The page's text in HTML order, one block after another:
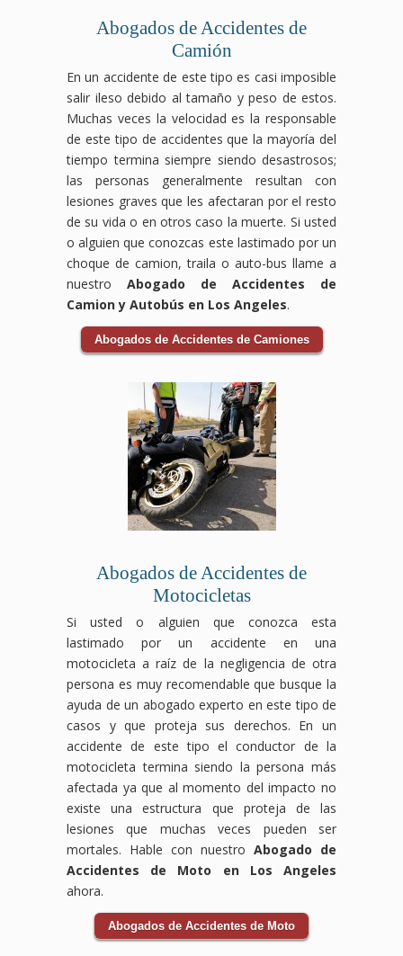
accidente
que
te
corresponde.
te
Abogados de Accidentes de
Camión
En un accidente de este tipo es casi imposible
salir ileso debido al tamaño y peso de estos.
Muchas veces la velocidad es la responsable
de este tipo de accidentes que la mayoría del
tiempo termina siempre siendo desastrosos;
las personas generalmente resultan con
lesiones graves que les afectaran por el resto
de su vida o en otros caso la muerte. Si usted
o alguien que conozcas este lastimado por un
choque de camion, traila o auto-bus llame a
nuestro Abogado de Accidentes de
Camion y Autobús en Los Angeles.
Abogados de Accidentes de Camiones
Abogados de Accidentes de
Motocicletas
Si usted o alguien que conozca esta
lastimado por un accidente en una
motocicleta a raíz de la negligencia de otra
persona es muy recomendable que busque la
ayuda de un abogado experto en este tipo de
casos y que proteja sus derechos. En un
accidente de este tipo el conductor de la
motocicleta termina siendo la persona más
afectada ya que al momento del impacto no
existe una estructura que proteja de las
lesiones que muchas veces pueden ser
mortales. Hable con nuestro Abogado de
Accidentes de Moto en Los Angeles
ahora.
Abogados de Accidentes de Moto